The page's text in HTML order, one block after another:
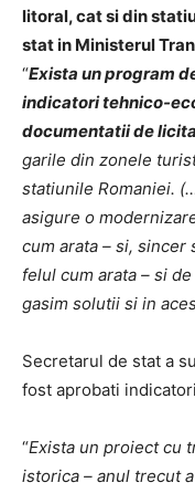
litoral, cat si din
stat in Ministerul
“Exista un program
indicatori tehnico-
documentatii de
garile din zonele
statiunile Romaniei.
asigure o
cum arata – si,
felul cum arata – si
gasim solutii si in
Secretarul de stat a
fost aprobati
“Exista un proiect cu
istorica – anul trecut